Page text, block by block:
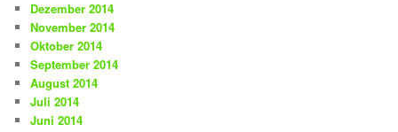
Dezember 2014
November 2014
Oktober 2014
September 2014
August 2014
Juli 2014
Juni 2014